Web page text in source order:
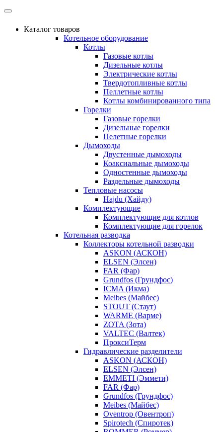
Каталог товаров
Котельное оборудование
Котлы
Газовые котлы
Дизельные котлы
Электрические котлы
Твердотопливные котлы
Пеллетные котлы
Котлы комбинированного типа
Горелки
Газовые горелки
Дизельные горелки
Пелетные горелки
Дымоходы
Двустенные дымоходы
Коаксиальные дымоходы
Одностенные дымоходы
Раздельные дымоходы
Тепловые насосы
Hajdu (Хайду)
Комплектующие
Комплектующие для котлов
Комплектующие для горелок
Котельная разводка
Коллекторы котельной разводки
ASKON (АСКОН)
ELSEN (Элсен)
FAR (Фар)
Grundfos (Грундфос)
ICMA (Икма)
Meibes (Майбес)
STOUT (Стаут)
WARME (Варме)
ZOTA (Зота)
VALTEC (Валтек)
ПроксиТерм
Гидравлические разделители
ASKON (АСКОН)
ELSEN (Элсен)
EMMETI (Эммети)
FAR (Фар)
Grundfos (Грундфос)
Meibes (Майбес)
Oventrop (Овентроп)
Spirotech (Спиротек)